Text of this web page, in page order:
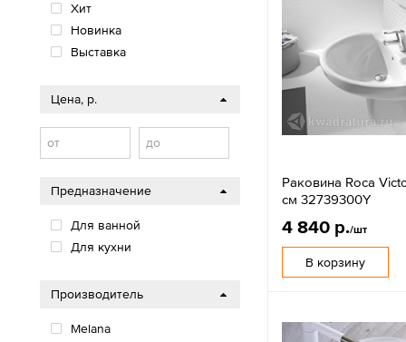
Раковина Roca
см 32739300Y
4 840 р./шт
В корзину
Хит
Новинка
Выставка
Цена, р.
от до
Предназначение
Для ванной
Для кухни
Производитель
Melana